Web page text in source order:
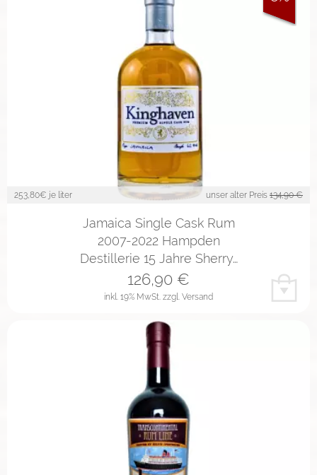
253,80€ je liter unser alter Preis 134,90 €
Jamaica Single Cask Rum
2007-2022 Hampden
Destillerie 15 Jahre Sherry…
inkl. 19% MwSt. zzgl. Versand
126,90 €